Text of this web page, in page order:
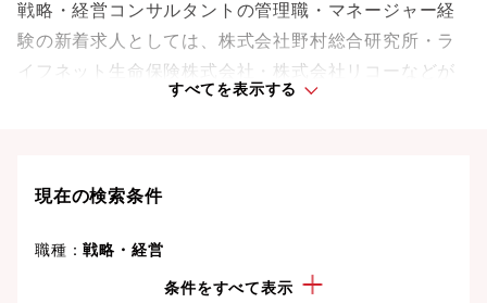
戦略・経営コンサルタントの管理職・マネージャー経
験の新着求人としては、株式会社野村総合研究所・ラ
イフネット生命保険株式会社・株式会社リコーなどが
ましょう。想定年収が高い順に検索結果を並べ替える
すべてを表示する
現在の検索条件
職種：戦略・経営
管理職・マネージャー経験
条件をすべて表示